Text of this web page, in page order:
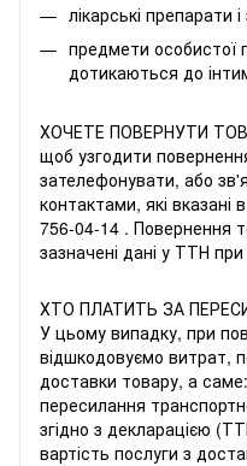
лікарські препарати
предмети особистої
дотикаються до
ХОЧЕТЕ ПОВЕРНУТИ
щоб узгодити
зателефонувати, або
контактами, які вказані
756-04-14 . Повернення
зазначені дані у ТТН
ХТО ПЛАТИТЬ ЗА
У цьому випадку, при
відшкодовуємо витрат,
доставки товару, а
пересилання
згідно з декларацією
вартість послуги з